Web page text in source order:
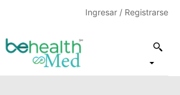
Ingresar / Registrarse